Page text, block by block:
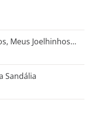
Meus Joelhinhos…
Sandália